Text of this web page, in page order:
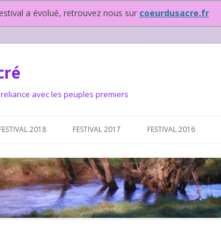
a évolué, retrouvez nous sur coeurdusacre.fr
avec les peuples premiers
2018 FESTIVAL 2017 FESTIVAL 2016